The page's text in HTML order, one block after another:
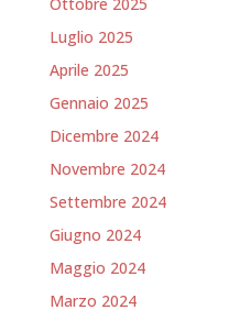
Luglio 2025
Aprile 2025
Gennaio 2025
Dicembre 2024
Novembre 2024
Settembre 2024
Giugno 2024
Maggio 2024
Marzo 2024